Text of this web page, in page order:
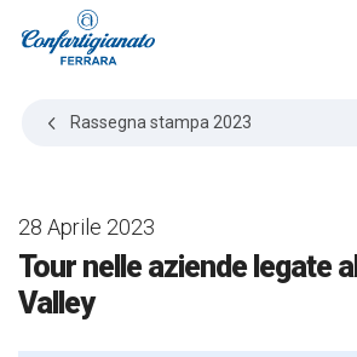
Rassegna stampa 2023
28 Aprile 2023
Tour nelle aziende legate
Valley